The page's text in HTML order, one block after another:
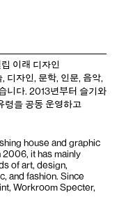
이래 디자인
디자인, 문학, 인문, 음악,
니다. 2013년부터 슬기와
령을 공동 운영하고
house and graphic
2006, it has mainly
of art, design,
and fashion. Since
Workroom Specter,